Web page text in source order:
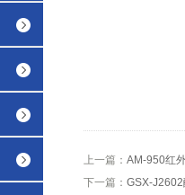
上一篇： AM-950红
下一篇： GSX-